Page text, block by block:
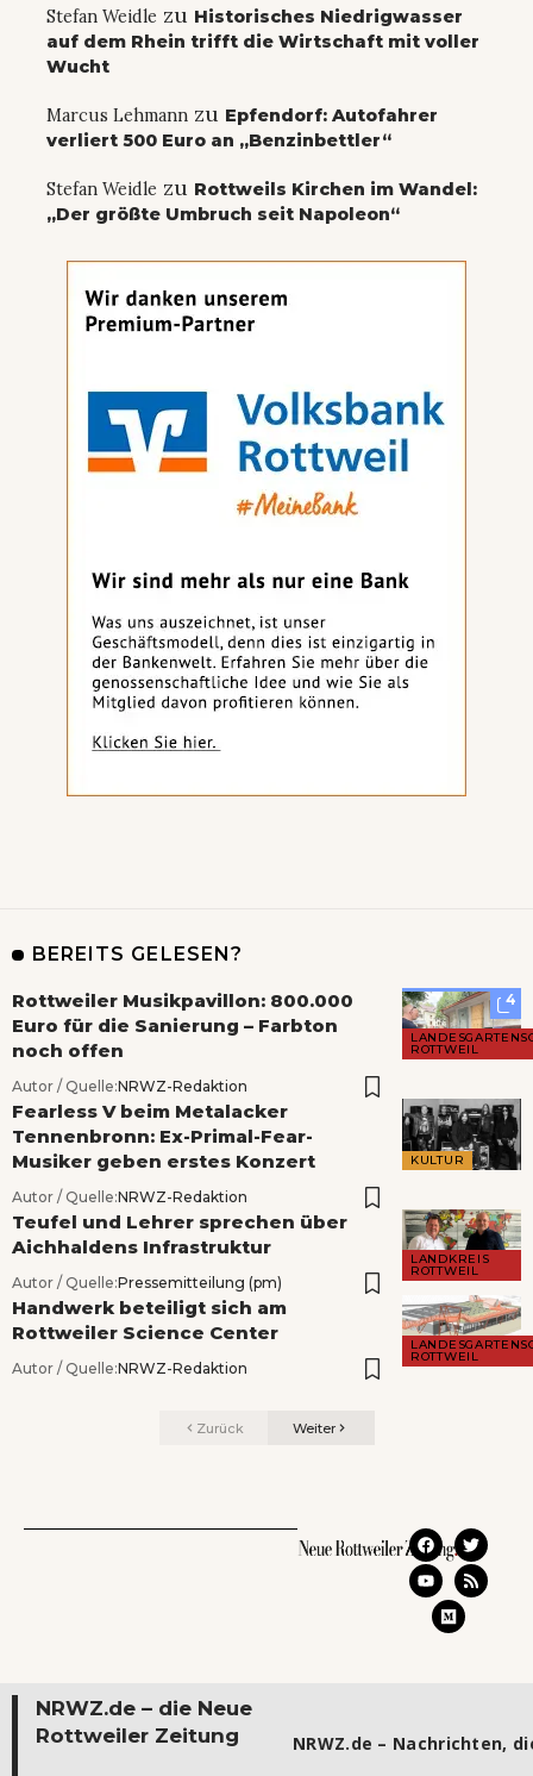
Stefan Weidle zu Historisches Niedrigwasser
auf dem Rhein trifft die Wirtschaft mit voller
Wucht
Marcus Lehmann zu Epfendorf: Autofahrer
verliert 500 Euro an „Benzinbettler“
Stefan Weidle zu Rottweils Kirchen im Wandel:
„Der größte Umbruch seit Napoleon“
BEREITS GELESEN?
4
ROTTWEIL
Rottweiler Musikpavillon: 800.000
Euro für die Sanierung – Farbton
noch offen
Autor / Quelle:NRWZ-Redaktion
KULTUR
Fearless V beim Metalacker
Tennenbronn: Ex-Primal-Fear-
Musiker geben erstes Konzert
Autor / Quelle:NRWZ-Redaktion
LANDKREIS
ROTTWEIL
Teufel und Lehrer sprechen über
Aichhaldens Infrastruktur
Autor / Quelle:Pressemitteilung (pm)
ROTTWEIL
Handwerk beteiligt sich am
Rottweiler Science Center
Autor / Quelle:NRWZ-Redaktion
Zurück Weiter
NRWZ.de – die Neue
Rottweiler Zeitung
NRWZ.de – Nachrichten,